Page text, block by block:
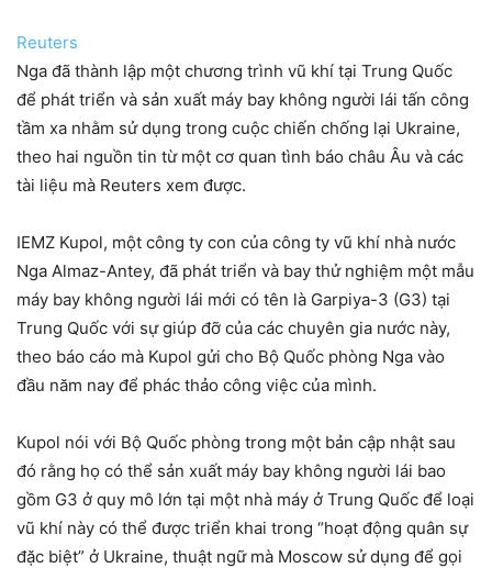
Reuters
Nga đã thành lập một chương trình vũ khí tại Trung Quốc
để phát triển và sản xuất máy bay không người lái tấn công
tầm xa nhằm sử dụng trong cuộc chiến chống lại Ukraine,
theo hai nguồn tin từ một cơ quan tình báo châu Âu và các
tài liệu mà Reuters xem được.
IEMZ Kupol, một công ty con của công ty vũ khí nhà nước
Nga Almaz-Antey, đã phát triển và bay thử nghiệm một mẫu
máy bay không người lái mới có tên là Garpiya-3 (G3) tại
Trung Quốc với sự giúp đỡ của các chuyên gia nước này,
theo báo cáo mà Kupol gửi cho Bộ Quốc phòng Nga vào
đầu năm nay để phác thảo công việc của mình.
Kupol nói với Bộ Quốc phòng trong một bản cập nhật sau
đó rằng họ có thể sản xuất máy bay không người lái bao
gồm G3 ở quy mô lớn tại một nhà máy ở Trung Quốc để loại
vũ khí này có thể được triển khai trong “hoạt động quân sự
đặc biệt” ở Ukraine, thuật ngữ mà Moscow sử dụng để gọi